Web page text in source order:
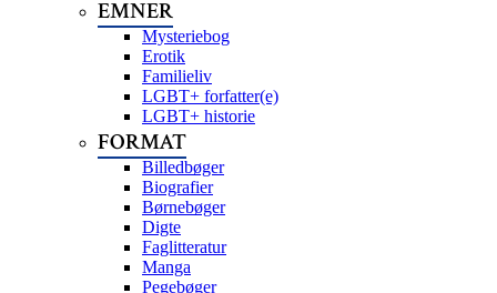
EMNER
Mysteriebog
Erotik
Familieliv
LGBT+ forfatter(e)
LGBT+ historie
FORMAT
Billedbøger
Biografier
Børnebøger
Digte
Faglitteratur
Manga
Pegebøger